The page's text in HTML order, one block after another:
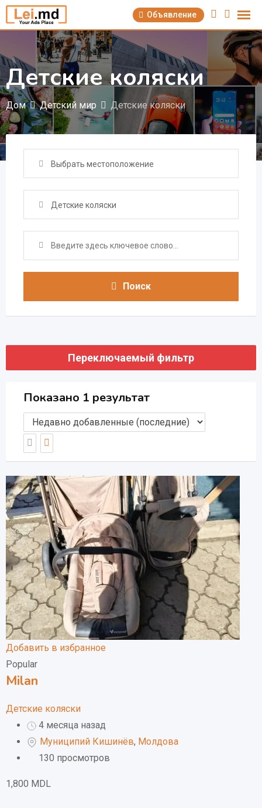
Перейти
содержимому
Объявление
Детские коляски
Дом Детский мир Детские коляски
Выбрать местоположение
Детские коляски
Поиск
Переключаемый фильтр
Показано 1 результат
Добавить в избранное
Popular
Milan
Детские коляски
4 месяца назад
Муниципий Кишинёв, Молдова
130 просмотров
1,800 MDL